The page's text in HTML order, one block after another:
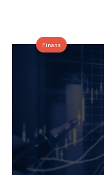
Finans